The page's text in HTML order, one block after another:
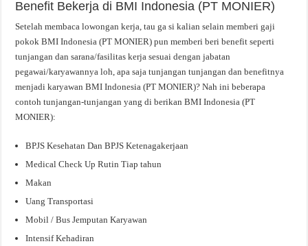
Benefit Bekerja di BMI Indonesia (PT MONIER)
Setelah membaca lowongan kerja, tau ga si kalian selain memberi gaji
pokok BMI Indonesia (PT MONIER) pun memberi beri benefit seperti
tunjangan dan sarana/fasilitas kerja sesuai dengan jabatan
pegawai/karyawannya loh, apa saja tunjangan tunjangan dan benefitnya
menjadi karyawan BMI Indonesia (PT MONIER)? Nah ini beberapa
contoh tunjangan-tunjangan yang di berikan BMI Indonesia (PT
MONIER):
BPJS Kesehatan Dan BPJS Ketenagakerjaan
Medical Check Up Rutin Tiap tahun
Makan
Uang Transportasi
Mobil / Bus Jemputan Karyawan
Intensif Kehadiran